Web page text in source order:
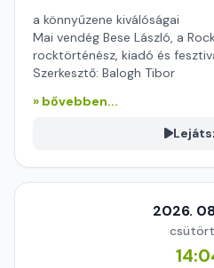
a könnyűzene kiválóságai
Mai vendég Bese László, a
rocktörténész, kiadó és
Szerkesztő: Balogh Tibor
» bővebben...
2026.